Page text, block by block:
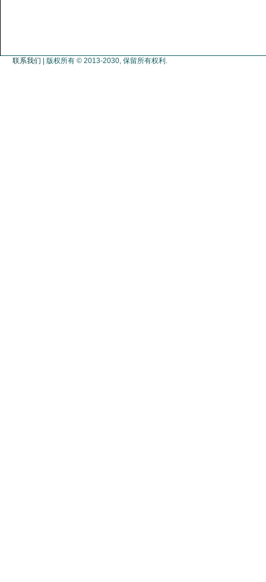
联系我们 | 版权所有 © 2013-2030, 保留所有权利.